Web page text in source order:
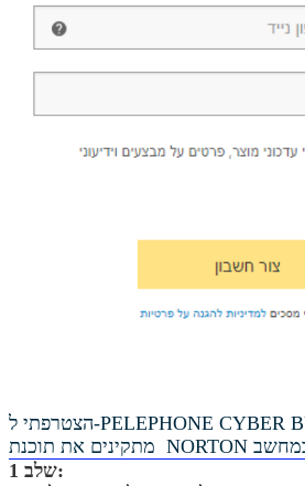
הצטרפתי ל-PELEPHONE CYBER BUISNESS, איך
שלב 1: